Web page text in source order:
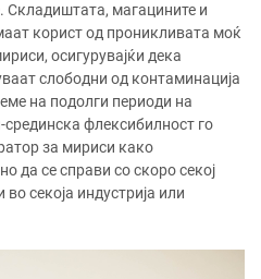
Складиштата, магацините и
корист од проникливата моќ
осигурувајќи дека
слободни од контаминација
на подолги периоди на
флексибилност го
за мириси како
да се справи со скоро секој
секоја индустрија или